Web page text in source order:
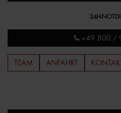
24H-
+49 800 /
TEAM ANFAHRT